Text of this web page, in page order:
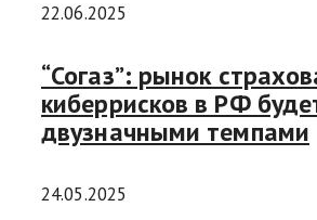
22.06.2025
“Согаз”: рынок
киберрисков в РФ
двузначными темпами
24.05.2025